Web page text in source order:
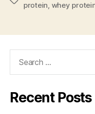
protein, whey
Recent Posts